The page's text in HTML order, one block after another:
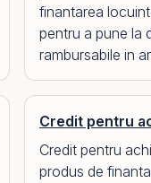
finantarea
pentru a pune la
rambursabile in
Credit pentru
Credit pentru
produs de